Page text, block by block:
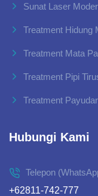
Sunat Laser
Treatment Hidung
Treatment Mata
Treatment Pipi
Treatment
Hubungi Kami
Telepon
+62811-742-777